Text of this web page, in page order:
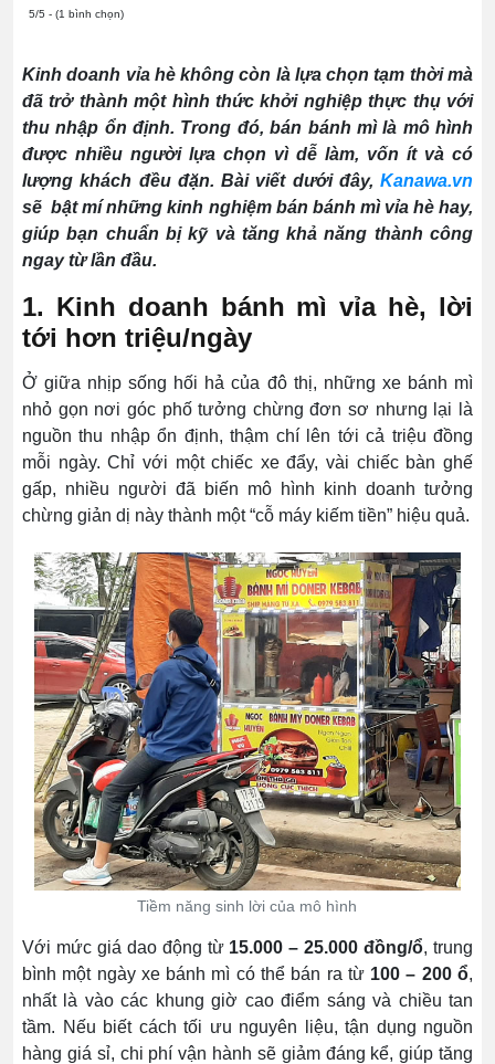
5/5 - (1 bình chọn)
Kinh doanh vỉa hè không còn là lựa chọn tạm thời mà
đã trở thành một hình thức khởi nghiệp thực thụ với
thu nhập ổn định. Trong đó, bán bánh mì là mô hình
được nhiều người lựa chọn vì dễ làm, vốn ít và có
lượng khách đều đặn. Bài viết dưới đây, Kanawa.vn
sẽ bật mí những kinh nghiệm bán bánh mì vỉa hè hay,
giúp bạn chuẩn bị kỹ và tăng khả năng thành công
ngay từ lần đầu.
1. Kinh doanh bánh mì vỉa hè, lời
tới hơn triệu/ngày
Ở giữa nhịp sống hối hả của đô thị, những xe bánh mì
nhỏ gọn nơi góc phố tưởng chừng đơn sơ nhưng lại là
nguồn thu nhập ổn định, thậm chí lên tới cả triệu đồng
mỗi ngày. Chỉ với một chiếc xe đẩy, vài chiếc bàn ghế
gấp, nhiều người đã biến mô hình kinh doanh tưởng
chừng giản dị này thành một “cỗ máy kiếm tiền” hiệu quả.
Tiềm năng sinh lời của mô hình
Với mức giá dao động từ 15.000 – 25.000 đồng/ổ, trung
bình một ngày xe bánh mì có thể bán ra từ 100 – 200 ổ,
nhất là vào các khung giờ cao điểm sáng và chiều tan
tầm. Nếu biết cách tối ưu nguyên liệu, tận dụng nguồn
hàng giá sỉ, chi phí vận hành sẽ giảm đáng kể, giúp tăng